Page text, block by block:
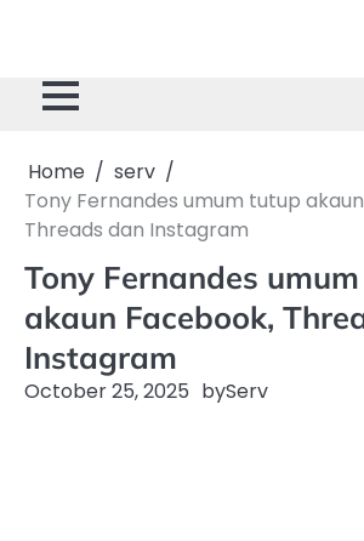
Home
serv
Tony Fernandes umum tutup
Threads dan Instagram
Tony Fernandes
akaun Facebook,
Instagram
October 25, 2025 byServ